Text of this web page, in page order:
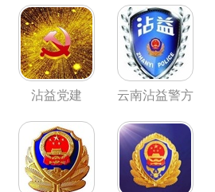
沾益党建 云南沾益警方